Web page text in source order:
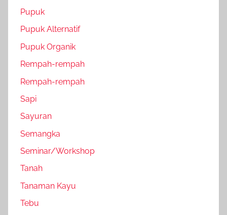
Pupuk
Pupuk Alternatif
Pupuk Organik
Rempah-rempah
Rempah-rempah
Sapi
Sayuran
Semangka
Seminar/Workshop
Tanah
Tanaman Kayu
Tebu